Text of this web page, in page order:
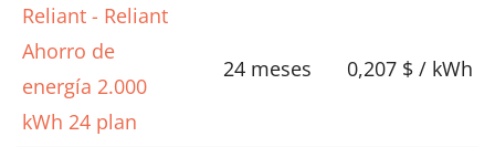
Reliant - Reliant
Ahorro de
energía 2.000
kWh 24 plan
24 meses 0,207 $ / kWh